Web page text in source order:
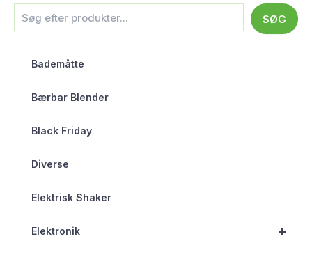
SØG
Bademåtte
Bærbar Blender
Black Friday
Diverse
Elektrisk Shaker
+
Elektronik